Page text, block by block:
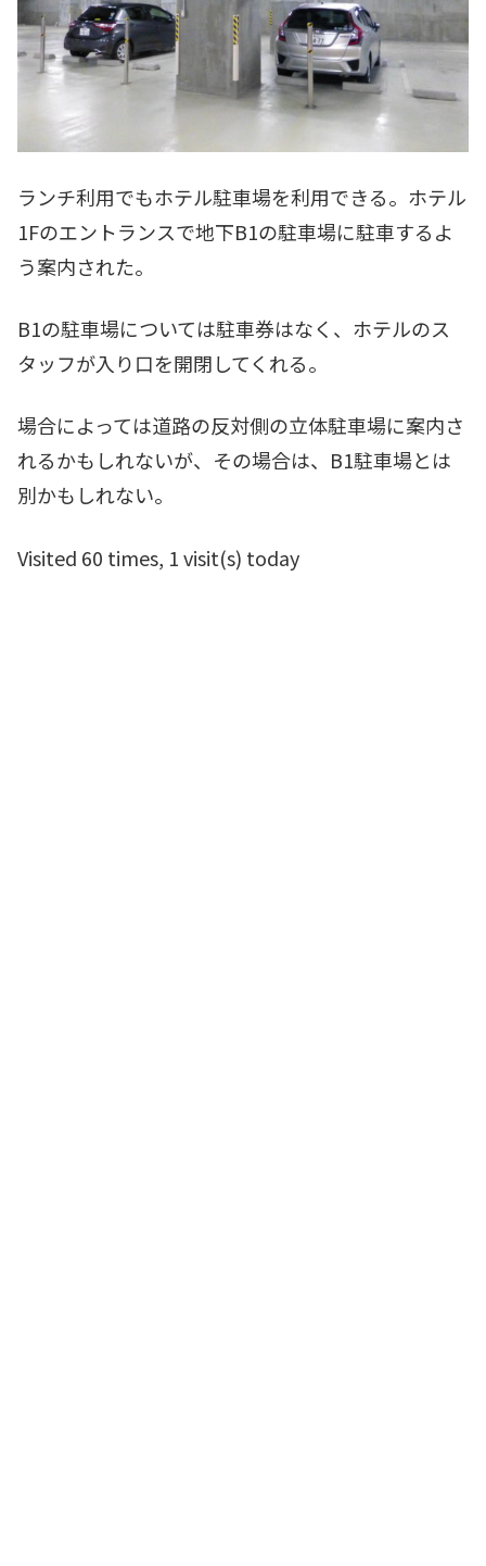
ランチ利用でもホテル駐車場を利用できる。ホテル
1Fのエントランスで地下B1の駐車場に駐車するよ
う案内された。
B1の駐車場については駐車券はなく、ホテルのス
タッフが入り口を開閉してくれる。
場合によっては道路の反対側の立体駐車場に案内さ
れるかもしれないが、その場合は、B1駐車場とは
別かもしれない。
Visited 60 times, 1 visit(s) today